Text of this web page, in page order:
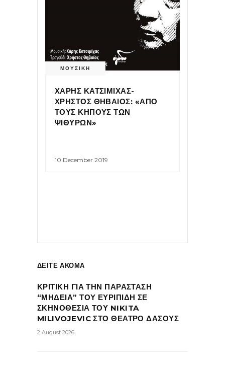
ΜΟΥΣΙΚΗ
ΧΑΡΗΣ ΚΑΤΣΙΜΙΧΑΣ-
ΧΡΗΣΤΟΣ ΘΗΒΑΙΟΣ: «ΑΠΟ
ΤΟΥΣ ΚΗΠΟΥΣ ΤΩΝ
ΨΙΘΥΡΩΝ»
10 December 2019
ΔΕΙΤΕ ΑΚΟΜΑ
ΚΡΙΤΙΚΗ ΓΙΑ ΤΗΝ ΠΑΡΑΣΤΑΣΗ
“ΜΗΔΕΙΑ” ΤΟΥ ΕΥΡΙΠΙΔΗ ΣΕ
ΣΚΗΝΟΘΕΣΙΑ ΤΟΥ NIKITA
MILIVOJEVIC ΣΤΟ ΘΕΑΤΡΟ ΔΑΣΟΥΣ
2 August 2026